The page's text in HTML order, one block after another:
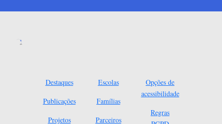
Destaques
Publicações
Projetos
Escolas
Famílias
Parceiros
Opções de
acessibilidade
Regras